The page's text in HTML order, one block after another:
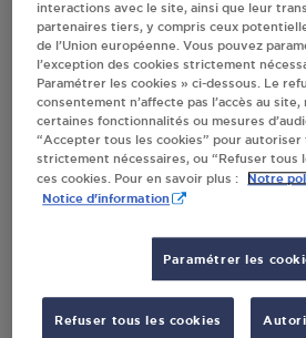
Villes
CARREFOUR EXPRESS SARL
GENIS DES FONTAINES
43 AVENUE DU MARECHAL
66740ST GENIS DES FONTAINES
GENIS DES FONTAINES
interactions avec le site, ainsi que leur
partenaires tiers, y compris ceux
de l’Union européenne. Vous pouvez
l’exception des cookies strictement
Paramétrer les cookies » ci-dessous. Le
consentement n’affecte pas l’accès au
certaines fonctionnalités ou mesures
“Accepter tous les cookies” pour autoriser
strictement nécessaires, ou “Refuser tous
ces cookies. Pour en savoir plus :
Notre
Notice d'information
Paramétrer les
Refuser tous les cookies